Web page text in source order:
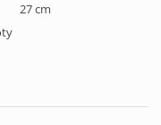
27 cm